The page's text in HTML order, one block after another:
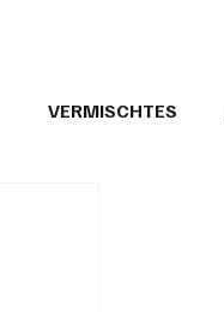
VERMISCHTES